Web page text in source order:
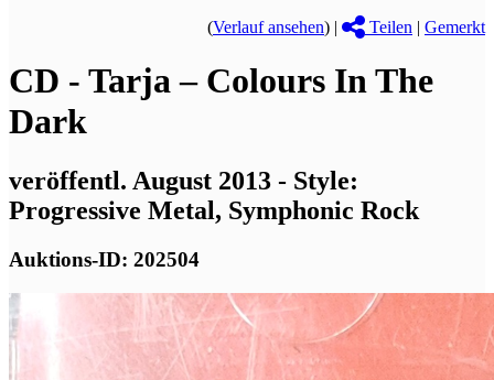
(Verlauf ansehen) | Teilen | Gemerkt
CD - Tarja – Colours In The
Dark
veröffentl. August 2013 - Style:
Progressive Metal, Symphonic Rock
Auktions-ID: 202504